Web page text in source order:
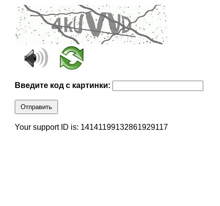
Введите код с картинки:
Отправить
Your support ID is: 14141199132861929117